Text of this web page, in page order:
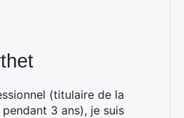
(titulaire de la
3 ans), je suis